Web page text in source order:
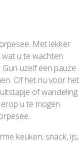
Met lekker
u te wachten
uzelf een pauze
Of het nu voor het
of wandeling
u te mogen
keuken, snack, ijs,